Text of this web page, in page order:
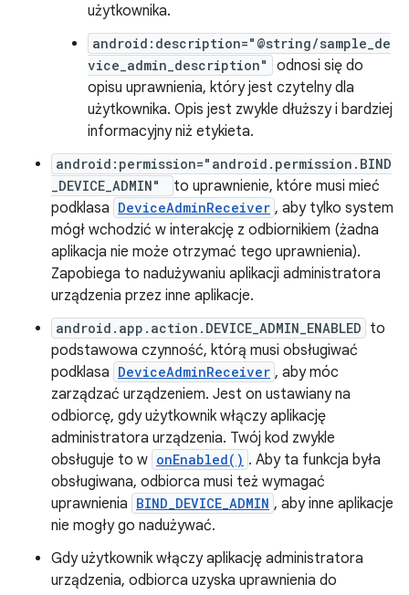
użytkownika.
android:description="@string/sample_de
vice_admin_description"
odnosi się do
opisu uprawnienia, który jest czytelny dla
użytkownika. Opis jest zwykle dłuższy i bardziej
informacyjny niż etykieta.
android:permission="android.permission.BIND
_DEVICE_ADMIN"
to uprawnienie, które musi mieć
podklasa DeviceAdminReceiver , aby tylko system
mógł wchodzić w interakcję z odbiornikiem (żadna
aplikacja nie może otrzymać tego uprawnienia).
Zapobiega to nadużywaniu aplikacji administratora
urządzenia przez inne aplikacje.
android.app.action.DEVICE_ADMIN_ENABLED to
podstawowa czynność, którą musi obsługiwać
podklasa DeviceAdminReceiver , aby móc
zarządzać urządzeniem. Jest on ustawiany na
odbiorcę, gdy użytkownik włączy aplikację
administratora urządzenia. Twój kod zwykle
obsługuje to w onEnabled() . Aby ta funkcja była
obsługiwana, odbiorca musi też wymagać
uprawnienia BIND_DEVICE_ADMIN , aby inne aplikacje
nie mogły go nadużywać.
Gdy użytkownik włączy aplikację administratora
urządzenia, odbiorca uzyska uprawnienia do